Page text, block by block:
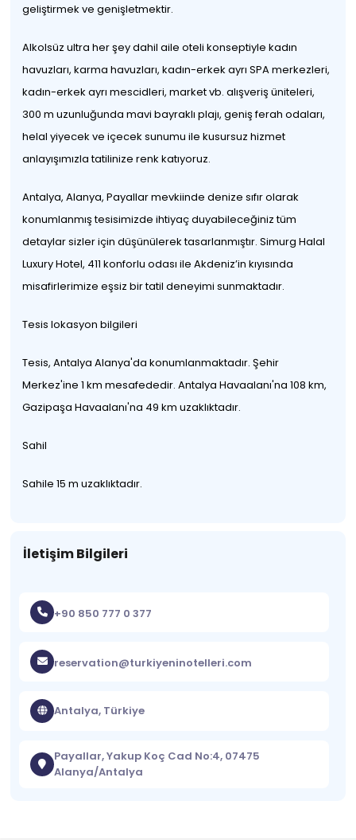
geliştirmek ve genişletmektir.
Alkolsüz ultra her şey dahil aile oteli konseptiyle kadın
havuzları, karma havuzları, kadın-erkek ayrı SPA merkezleri,
kadın-erkek ayrı mescidleri, market vb. alışveriş üniteleri,
300 m uzunluğunda mavi bayraklı plajı, geniş ferah odaları,
helal yiyecek ve içecek sunumu ile kusursuz hizmet
anlayışımızla tatilinize renk katıyoruz.
Antalya, Alanya, Payallar mevkiinde denize sıfır olarak
konumlanmış tesisimizde ihtiyaç duyabileceğiniz tüm
detaylar sizler için düşünülerek tasarlanmıştır. Simurg Halal
Luxury Hotel, 411 konforlu odası ile Akdeniz’in kıyısında
misafirlerimize eşsiz bir tatil deneyimi sunmaktadır.
Tesis lokasyon bilgileri
Tesis, Antalya Alanya'da konumlanmaktadır. Şehir
Merkez'ine 1 km mesafededir. Antalya Havaalanı'na 108 km,
Gazipaşa Havaalanı'na 49 km uzaklıktadır.
Sahil
Sahile 15 m uzaklıktadır.
İletişim Bilgileri
+90 850 777 0 377
reservation@turkiyeninotelleri.com
Antalya, Türkiye
Payallar, Yakup Koç Cad No:4, 07475
Alanya/Antalya